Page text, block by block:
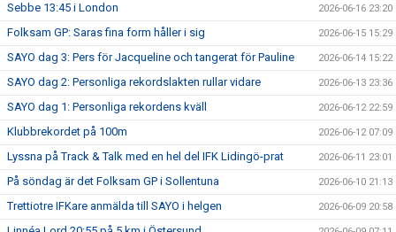
Sebbe 13:45 i London 2026-06-16 23:20
Folksam GP: Saras fina form håller i sig 2026-06-15 15:29
SAYO dag 3: Pers för Jacqueline och tangerat för Pauline 2026-06-14 15:22
SAYO dag 2: Personliga rekordslakten rullar vidare 2026-06-13 23:36
SAYO dag 1: Personliga rekordens kväll 2026-06-12 22:59
Klubbrekordet på 100m 2026-06-12 07:09
Lyssna på Track & Talk med en hel del IFK Lidingö-prat 2026-06-11 23:01
På söndag är det Folksam GP i Sollentuna 2026-06-10 21:13
Trettiotre IFKare anmälda till SAYO i helgen 2026-06-09 20:58